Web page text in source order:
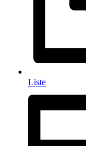
Liste